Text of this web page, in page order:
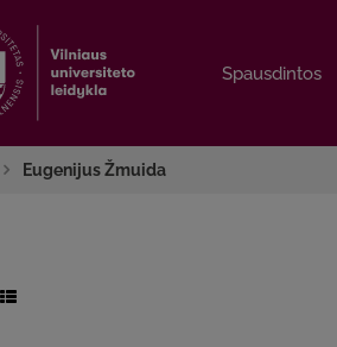
Spausdintos
Spausdintos
Eugenijus Žmuida